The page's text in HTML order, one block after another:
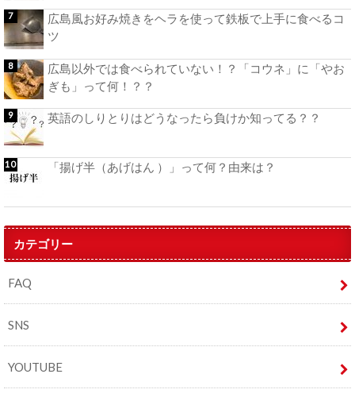
広島風お好み焼きをヘラを使って鉄板で上手に食べるコ
ツ
広島以外では食べられていない！？「コウネ」に「やお
ぎも」って何！？？
英語のしりとりはどうなったら負けか知ってる？？
「揚げ半（あげはん ）」って何？由来は？
カテゴリー
FAQ
SNS
YOUTUBE